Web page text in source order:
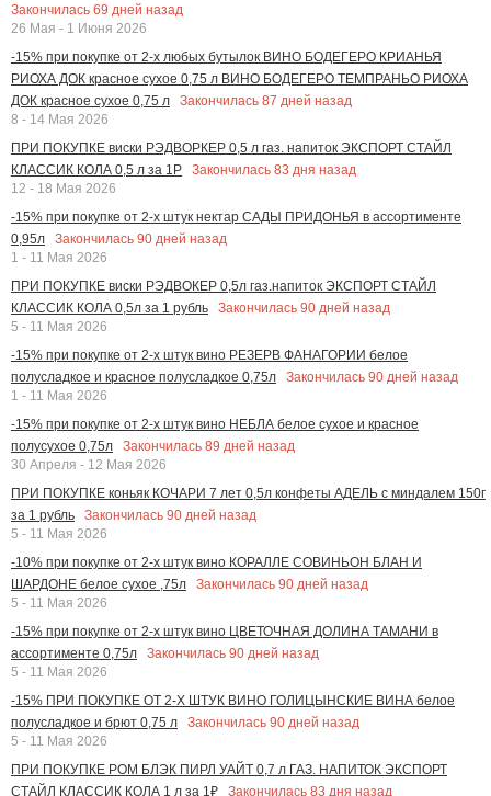
Закончилась 69 дней назад
26 Мая - 1 Июня 2026
-15% при покупке от 2-х любых бутылок ВИНО БОДЕГЕРО КРИАНЬЯ
РИОХА ДОК красное сухое 0,75 л ВИНО БОДЕГЕРО ТЕМПРАНЬО РИОХА
ДОК красное сухое 0,75 л
Закончилась 87 дней назад
8 - 14 Мая 2026
ПРИ ПОКУПКЕ виски РЭДВОРКЕР 0,5 л газ. напиток ЭКСПОРТ СТАЙЛ
КЛАССИК КОЛА 0,5 л за 1Р
Закончилась 83 дня назад
12 - 18 Мая 2026
-15% при покупке от 2-х штук нектар САДЫ ПРИДОНЬЯ в ассортименте
0,95л
Закончилась 90 дней назад
1 - 11 Мая 2026
ПРИ ПОКУПКЕ виски РЭДВОКЕР 0,5л газ.напиток ЭКСПОРТ СТАЙЛ
КЛАССИК КОЛА 0,5л за 1 рубль
Закончилась 90 дней назад
5 - 11 Мая 2026
-15% при покупке от 2-х штук вино РЕЗЕРВ ФАНАГОРИИ белое
полусладкое и красное полусладкое 0,75л
Закончилась 90 дней назад
1 - 11 Мая 2026
-15% при покупке от 2-х штук вино НЕБЛА белое сухое и красное
полусухое 0,75л
Закончилась 89 дней назад
30 Апреля - 12 Мая 2026
ПРИ ПОКУПКЕ коньяк КОЧАРИ 7 лет 0,5л конфеты АДЕЛЬ с миндалем 150г
за 1 рубль
Закончилась 90 дней назад
5 - 11 Мая 2026
-10% при покупке от 2-х штук вино КОРАЛЛЕ СОВИНЬОН БЛАН И
ШАРДОНЕ белое сухое ,75л
Закончилась 90 дней назад
5 - 11 Мая 2026
-15% при покупке от 2-х штук вино ЦВЕТОЧНАЯ ДОЛИНА ТАМАНИ в
ассортименте 0,75л
Закончилась 90 дней назад
5 - 11 Мая 2026
-15% ПРИ ПОКУПКЕ ОТ 2-Х ШТУК ВИНО ГОЛИЦЫНСКИЕ ВИНА белое
полусладкое и брют 0,75 л
Закончилась 90 дней назад
5 - 11 Мая 2026
ПРИ ПОКУПКЕ РОМ БЛЭК ПИРЛ УАЙТ 0,7 л ГАЗ. НАПИТОК ЭКСПОРТ
СТАЙЛ КЛАССИК КОЛА 1 л за 1₽
Закончилась 83 дня назад